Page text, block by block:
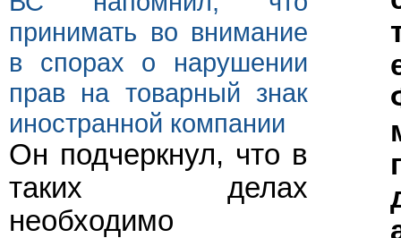
принимать во внимание
в спорах о нарушении
прав на товарный знак
иностранной компании
Он подчеркнул, что в
таких делах
необходимо